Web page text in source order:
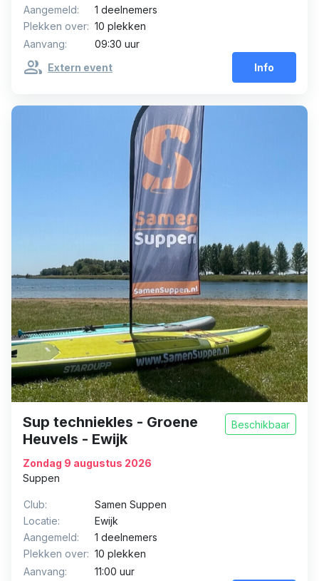
Aangemeld:
1 deelnemers
Plekken over: 10 plekken
Aanvang:
09:30 uur
group Extern event Info
Sup techniekles - Groene
Heuvels - Ewijk
Zondag 9 augustus 2026
Suppen
Beschikbaar
Club:
Samen Suppen
Locatie:
Ewijk
Aangemeld:
1 deelnemers
Plekken over: 10 plekken
Aanvang:
11:00 uur